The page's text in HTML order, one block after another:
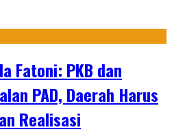
Fatoni: PKB dan
PAD, Daerah Harus
Realisasi